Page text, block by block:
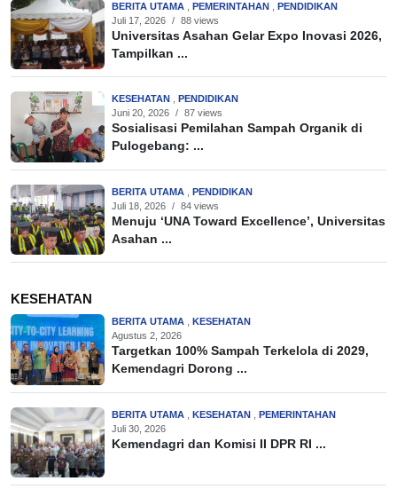
BERITA UTAMA PEMERINTAHAN
PENDIDIKAN
Juli 17, 2026 / 88 views
Universitas Asahan Gelar Expo Inovasi 2026,
Tampilkan ...
KESEHATAN
PENDIDIKAN
Juni 20, 2026 / 87 views
Sosialisasi Pemilahan Sampah Organik di
Pulogebang: ...
BERITA UTAMA
PENDIDIKAN
Juli 18, 2026 / 84 views
Menuju ‘UNA Toward Excellence’, Universitas
Asahan ...
KESEHATAN
BERITA UTAMA
KESEHATAN
Agustus 2, 2026
Targetkan 100% Sampah Terkelola di 2029,
Kemendagri Dorong ...
BERITA UTAMA KESEHATAN
PEMERINTAHAN
Juli 30, 2026
Kemendagri dan Komisi II DPR RI ...